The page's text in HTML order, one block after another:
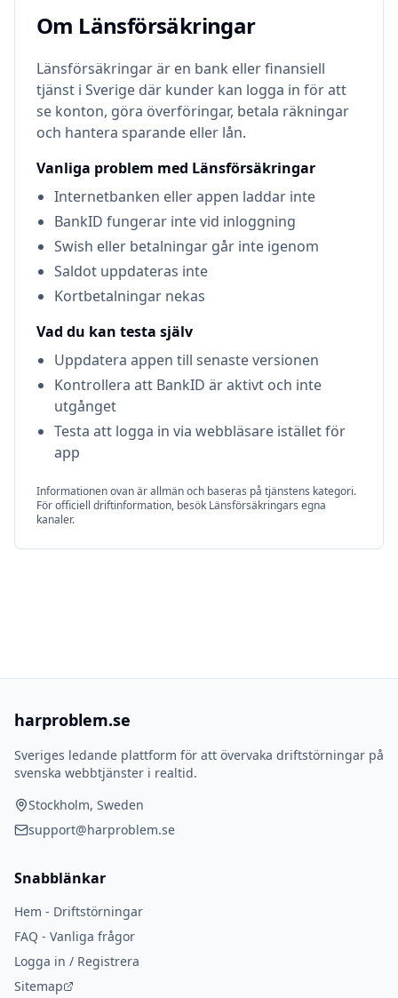
Om Länsförsäkringar
Länsförsäkringar är en bank eller finansiell
tjänst i Sverige där kunder kan logga in för att
se konton, göra överföringar, betala räkningar
och hantera sparande eller lån.
Vanliga problem med Länsförsäkringar
Internetbanken eller appen laddar inte
BankID fungerar inte vid inloggning
Swish eller betalningar går inte igenom
Saldot uppdateras inte
Kortbetalningar nekas
Vad du kan testa själv
Uppdatera appen till senaste versionen
Kontrollera att BankID är aktivt och inte
utgånget
Testa att logga in via webbläsare istället för
app
Informationen ovan är allmän och baseras på tjänstens kategori.
För officiell driftinformation, besök Länsförsäkringars egna
kanaler.
harproblem.se
Sveriges ledande plattform för att övervaka driftstörningar på
svenska webbtjänster i realtid.
Stockholm, Sweden
support@harproblem.se
Snabblänkar
Hem - Driftstörningar
FAQ - Vanliga frågor
Logga in / Registrera
Sitemap